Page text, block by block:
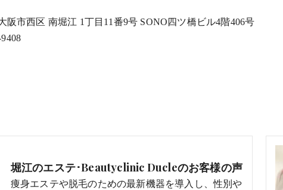
阪市西区 南堀江 1丁目11番9号 SONO四ツ橋ビル4階406号
堀江のエステ･Beautyclinic Ducleのお客様の声
痩身エステや脱毛のための最新機器を導入し、性別や